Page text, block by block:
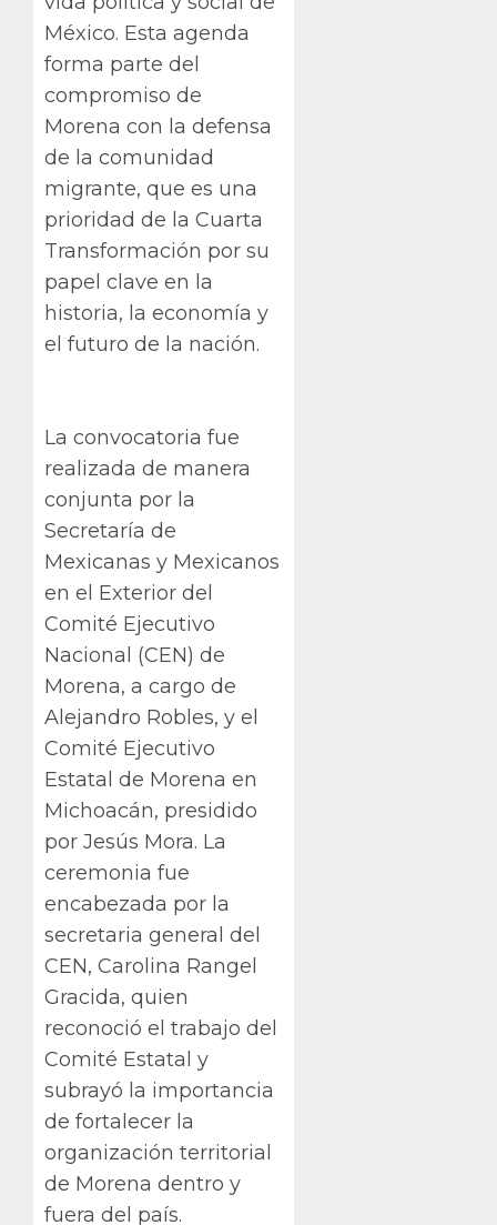
México. Esta agenda
forma parte del
compromiso de
Morena con la defensa
de la comunidad
migrante, que es una
prioridad de la Cuarta
Transformación por su
papel clave en la
historia, la economía y
el futuro de la nación.
La convocatoria fue
realizada de manera
conjunta por la
Secretaría de
Mexicanas y Mexicanos
en el Exterior del
Comité Ejecutivo
Nacional (CEN) de
Morena, a cargo de
Alejandro Robles, y el
Comité Ejecutivo
Estatal de Morena en
Michoacán, presidido
por Jesús Mora. La
ceremonia fue
encabezada por la
secretaria general del
CEN, Carolina Rangel
Gracida, quien
reconoció el trabajo del
Comité Estatal y
subrayó la importancia
de fortalecer la
organización territorial
de Morena dentro y
fuera del país.